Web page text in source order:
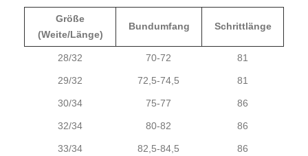
Größe
(Weite/Länge)
Bundumfang Schrittlänge
28/32 70-72 81
29/32 72,5-74,5 81
30/34 75-77 86
32/34 80-82 86
33/34 82,5-84,5 86